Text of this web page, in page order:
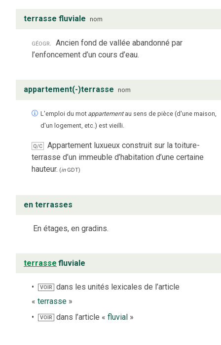
terrasse fluviale nom
géogr. Ancien fond de vallée abandonné par
l’enfoncement d’un cours d’eau.
appartement(-)terrasse nom
L'emploi du mot appartement au sens de pièce (d'une maison,
d'un logement, etc.) est vieilli.
Q/C
Appartement luxueux construit sur la toiture-
terrasse d’un immeuble d’habitation d’une certaine
hauteur. (inGDT)
en terrasses
En étages, en gradins.
terrasse fluviale
VOIR
dans les unités lexicales de l’article
« terrasse »
VOIR dans l’article «fluvial »